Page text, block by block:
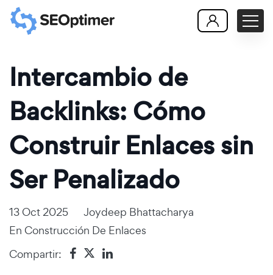
Intercambio de
Backlinks: Cómo
Construir Enlaces sin
Ser Penalizado
13 Oct 2025
Joydeep Bhattacharya
En Construcción De Enlaces
Compartir: